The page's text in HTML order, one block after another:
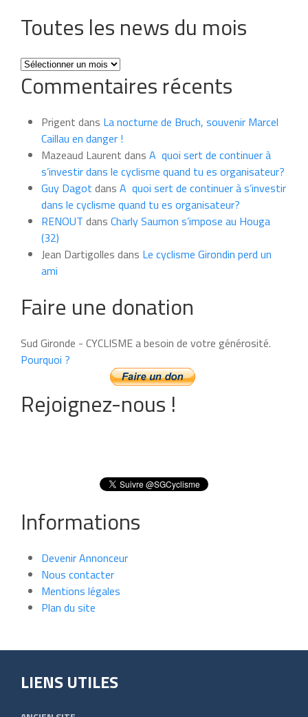
Toutes les news du mois
Toutes
les
news
mois
Commentaires récents
Prigent dans La nocturne de Bruch, souvenir Marcel
Caillau en danger !
Mazeaud Laurent dans A quoi sert de continuer à
s’investir dans le cyclisme quand tu es organisateur?
Guy Dagot dans A quoi sert de continuer à s’investir
dans le cyclisme quand tu es organisateur?
RENOUT dans Charly Saumon s’impose au Houga
(32)
Jean Dartigolles dans Le cyclisme Girondin perd un
ami
Faire une donation
Sud Gironde - CYCLISME a besoin de votre générosité.
Pourquoi ?
Rejoignez-nous !
Informations
Devenir Annonceur
Nous contacter
Mentions légales
Plan du site
LIENS UTILES